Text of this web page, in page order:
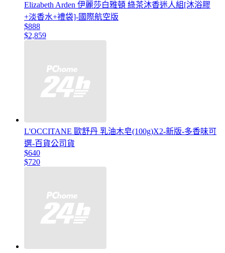
Elizabeth Arden 伊麗莎白雅頓 綠茶沐香迷人組[沐浴膠
+淡香水+禮袋]-國際航空版
$888
$2,859
L'OCCITANE 歐舒丹 乳油木皂(100g)X2-新版-多香味可
選-百貨公司貨
$640
$720